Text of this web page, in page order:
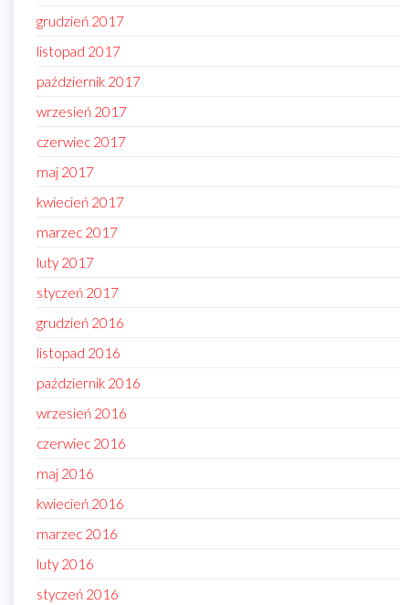
grudzień 2017
listopad 2017
październik 2017
wrzesień 2017
czerwiec 2017
maj 2017
kwiecień 2017
marzec 2017
luty 2017
styczeń 2017
grudzień 2016
listopad 2016
październik 2016
wrzesień 2016
czerwiec 2016
maj 2016
kwiecień 2016
marzec 2016
luty 2016
styczeń 2016